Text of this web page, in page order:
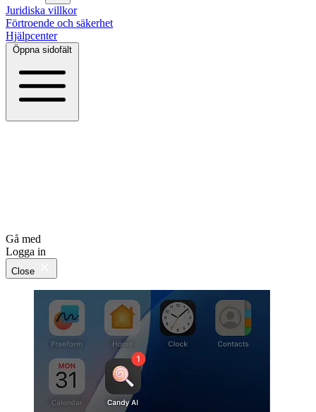
Juridiska villkor
Förtroende och säkerhet
Hjälpcenter
Öppna sidofält
Gå med
Logga in
Close